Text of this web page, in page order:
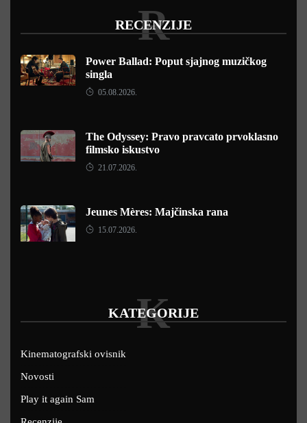
RECENZIJE
R
Power Ballad: Poput sjajnog muzičkog
singla
05.08.2026.
The Odyssey: Pravo pravcato prvoklasno
filmsko iskustvo
21.07.2026.
Jeunes Mères: Majčinska rana
15.07.2026.
KATEGORIJE
K
Kinematografski ovisnik
Novosti
Play it again Sam